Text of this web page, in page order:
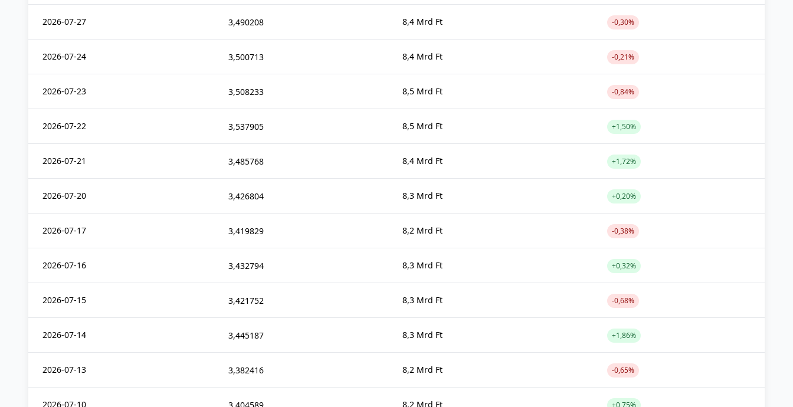
2026-07-27 3,490208 8,4 Mrd Ft -0,30%
2026-07-24 3,500713 8,4 Mrd Ft -0,21%
2026-07-23 3,508233 8,5 Mrd Ft -0,84%
2026-07-22 3,537905 8,5 Mrd Ft +1,50%
2026-07-21 3,485768 8,4 Mrd Ft +1,72%
2026-07-20 3,426804 8,3 Mrd Ft +0,20%
2026-07-17 3,419829 8,2 Mrd Ft -0,38%
2026-07-16 3,432794 8,3 Mrd Ft +0,32%
2026-07-15 3,421752 8,3 Mrd Ft -0,68%
2026-07-14 3,445187 8,3 Mrd Ft +1,86%
2026-07-13 3,382416 8,2 Mrd Ft -0,65%
2026-07-10 8,2 Mrd Ft +0,75%